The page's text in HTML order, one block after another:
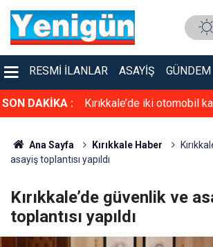
RESMI İLANLAR ASAYIŞ GÜNDEM
SON DAKİKA :
çarpıştı TSO’ya güçlü aday: Erol
Ana Sayfa Kırıkkale Haber
asayiş toplantısı yapıldı
Kırıkkale’de güvenlik ve
toplantısı yapıldı